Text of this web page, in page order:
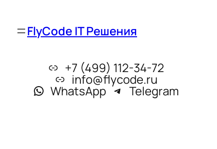
FlyCode IT Решения
+7 (499) 112-34-72
info@flycode.ru
WhatsApp Telegram